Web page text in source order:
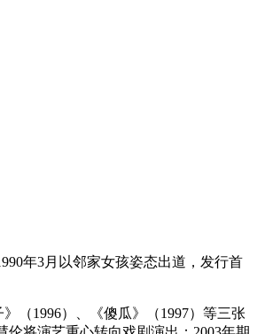
年3月以邻家女孩姿态出道，发行首
（1996）、《傻瓜》（1997）等三张